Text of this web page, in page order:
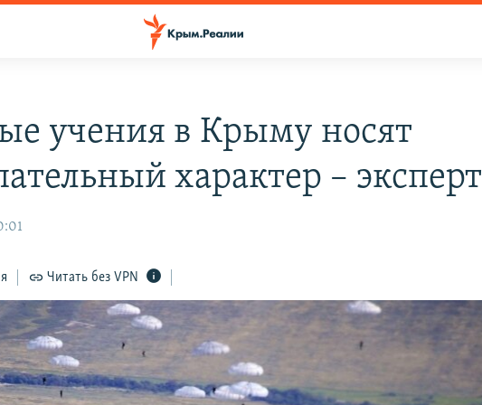
учения в Крыму носят
характер – эксперт
Читать без VPN